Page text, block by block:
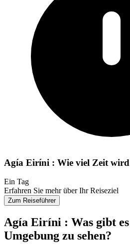
Agía Eiríni : Wie viel Zeit
Ein Tag
Erfahren Sie mehr über Ihr Reiseziel
Zum Reiseführer
Agía Eiríni : Was gibt
Umgebung zu sehen?